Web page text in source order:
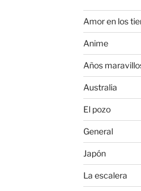
Amor en los
Anime
Años
Australia
El pozo
General
Japón
La escalera